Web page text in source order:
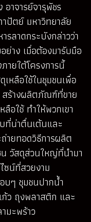
าจารย์จารุพัชร
ปัตย์ มหาวิทยาลัย
รลาดกระบังกล่าวว่า
าง เมื่อต้องมารับมือ
ายใต้โครงการนี้
หลือใช้ในชุมชนเพื่อ
สร้างผลิตภัณฑ์ที่ขาย
อใช้ ทำให้พวกเขา
น่าตื่นเต้นและ
ายทอดวิธีการผลิต
น วัสดุส่วนใหญ่ที่นำมา
น์ที่สวยงาม
บๆ ชุมชนปากน้ำ
ว ถุงพลาสติก และ
มะพร้าว